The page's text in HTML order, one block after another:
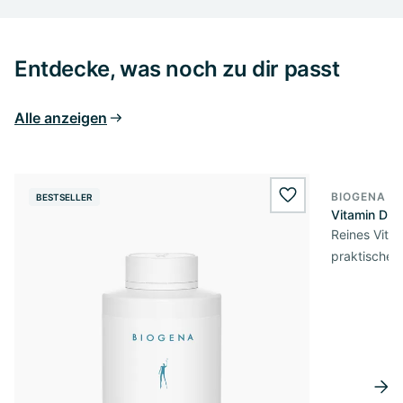
Entdecke, was noch zu dir passt
Alle anzeigen
BESTSELLER wishlist.add
BIOGENA
Vitamin D3
Reines
praktischer